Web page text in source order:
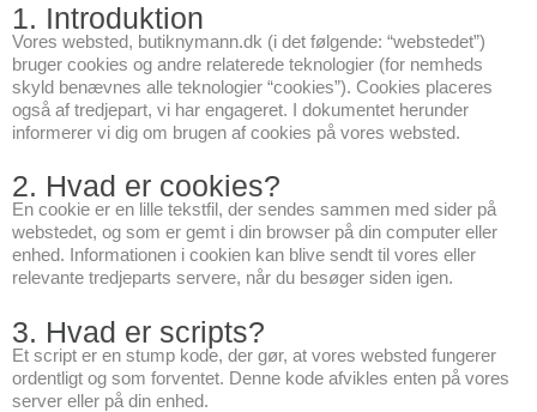
1. Introduktion
Vores websted, butiknymann.dk (i det følgende: “webstedet”)
bruger cookies og andre relaterede teknologier (for nemheds
skyld benævnes alle teknologier “cookies”). Cookies placeres
også af tredjepart, vi har engageret. I dokumentet herunder
informerer vi dig om brugen af cookies på vores websted.
2. Hvad er cookies?
En cookie er en lille tekstfil, der sendes sammen med sider på
webstedet, og som er gemt i din browser på din computer eller
enhed. Informationen i cookien kan blive sendt til vores eller
relevante tredjeparts servere, når du besøger siden igen.
3. Hvad er scripts?
Et script er en stump kode, der gør, at vores websted fungerer
ordentligt og som forventet. Denne kode afvikles enten på vores
server eller på din enhed.
to
service
to
service
elementor
to
service
wordpress
to
service
js
to
service
google-
analytics
to
service
wordfence
to
service
google-
fonts
to
service
diverse